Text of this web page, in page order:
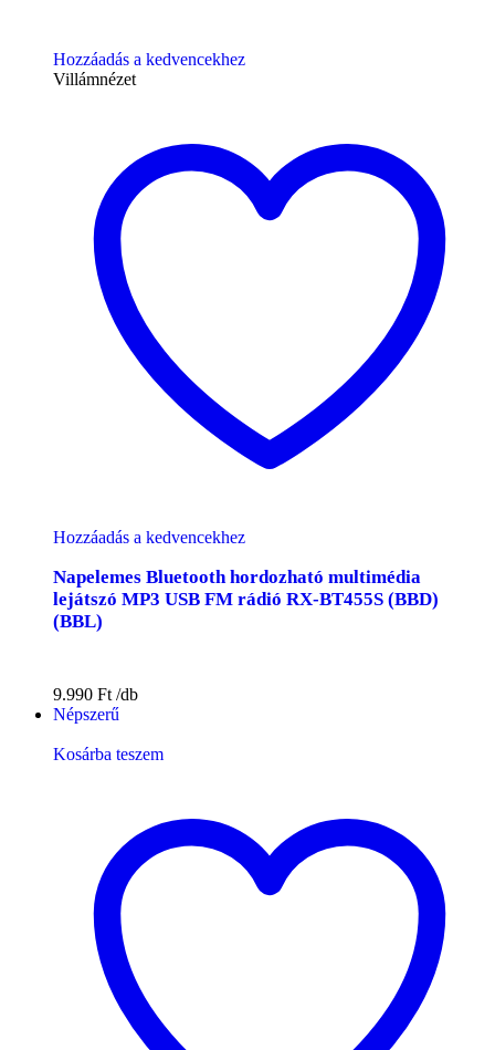
Hozzáadás a kedvencekhez
Villámnézet
Hozzáadás a kedvencekhez
Napelemes Bluetooth hordozható multimédia
lejátszó MP3 USB FM rádió RX-BT455S (BBD)
(BBL)
9.990 Ft
Népszerű
Kosárba teszem